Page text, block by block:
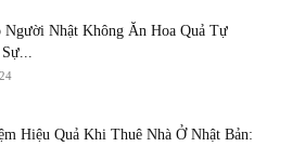
Người Nhật Không Ăn Hoa Quả Tự
Hiệu Quả Khi Thuê Nhà Ở Nhật Bản: